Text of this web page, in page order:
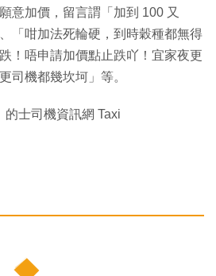
意加價，留言謂「加到 100 又
「咁加法死輪硬，到時穀種都無得
！唔申請加價點止跌吖！宜家夜更
司機都幾坎坷」等。
士司機資訊網 Taxi